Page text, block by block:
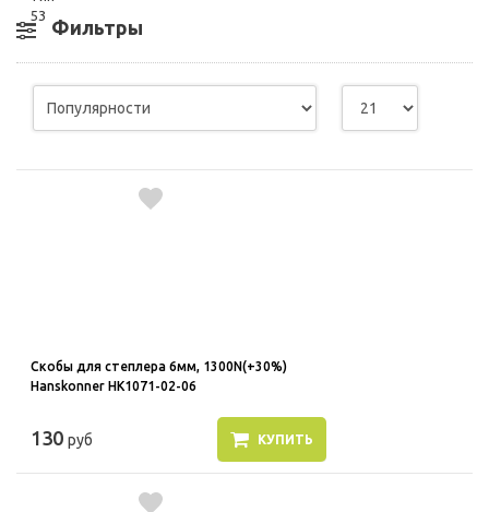
Фильтры
Скобы для степлера 6мм, 1300N(+30%)
Hanskonner HK1071-02-06
130 руб КУПИТЬ